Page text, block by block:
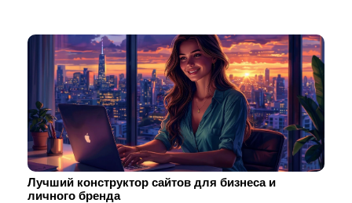
Лучший конструктор сайтов для бизнеса и
личного бренда